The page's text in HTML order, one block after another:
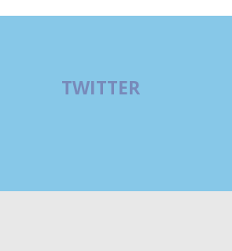
TWITTER